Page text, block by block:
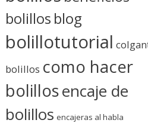
bolillos blog
bolillotutorial
bolillos como hacer
bolillosencaje de
bolillos encajeras al habla